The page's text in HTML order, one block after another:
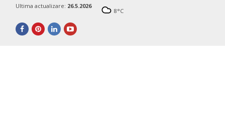
Ultima actualizare: 26.5.2026
8°C